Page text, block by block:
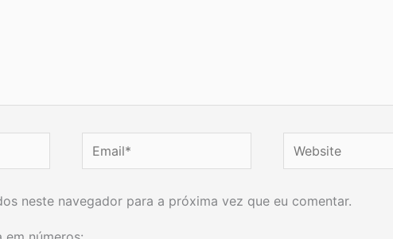
Email* Website
neste navegador para a próxima vez que eu comentar.